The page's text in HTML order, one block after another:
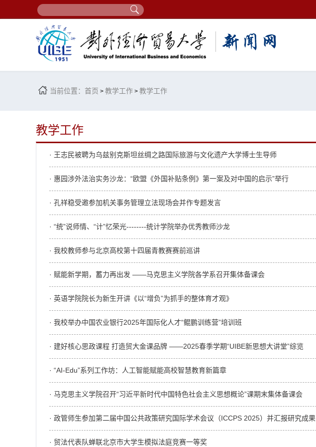
当前位置： 首页 > 教学工作 > 教学工作
教学工作
· 王志民被聘为乌兹别克斯坦丝绸之路国际旅游与文化遗产大学博士生导师
· 惠园涉外法治实务沙龙：“欧盟《外国补贴条例》第一案及对中国的启示”举行
· 孔祥稳受邀参加机关事务管理立法现场会并作专题发言
· “统”说师情、“计”忆荣光--------统计学院举办优秀教师沙龙
· 我校教师参与北京高校第十四届青教赛赛前巡讲
· 赋能新学期，蓄力再出发 ——马克思主义学院各学系召开集体备课会
· 英语学院院长为新生开讲《以“增负”为抓手的整体育才观》
· 我校举办中国农业银行2025年国际化人才“鲲鹏训练营”培训班
· 建好核心思政课程 打造贸大金课品牌 ——2025春季学期“UIBE新思想大讲堂”综览
· “AI-Edu”系列工作坊：人工智能赋能高校智慧教育新篇章
· 马克思主义学院召开“习近平新时代中国特色社会主义思想概论”课期末集体备课会
· 政管师生参加第二届中国公共政策研究国际学术会议（ICCPS 2025）并汇报研究成果
· 贸法代表队蝉联北京市大学生模拟法庭竞赛一等奖